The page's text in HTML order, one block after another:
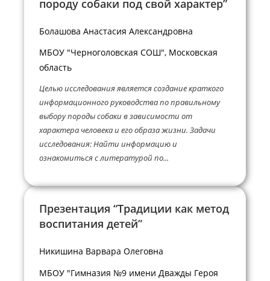
породу собаки под свой характер”
Болашова Анастасия Александровна
МБОУ "Черноголовская СОШ", Московская
область
Целью исследования является создание краткого
информационного руководства по правильному
выбору породы собаки в зависимости от
характера человека и его образа жизни. Задачи
исследования: Найти информацию и
ознакомиться с литературой по...
Презентация “Традиции как метод
воспитания детей”
Никишина Варвара Олеговна
МБОУ "Гимназия №9 имени Дважды Героя